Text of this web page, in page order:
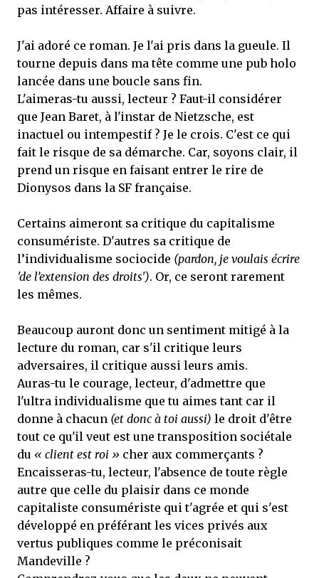
pas intéresser. Affaire à suivre.
J'ai adoré ce roman. Je l'ai pris dans la gueule. Il
tourne depuis dans ma tête comme une pub holo
lancée dans une boucle sans fin.
L'aimeras-tu aussi, lecteur ? Faut-il considérer
que Jean Baret, à l'instar de Nietzsche, est
inactuel ou intempestif ? Je le crois. C'est ce qui
fait le risque de sa démarche. Car, soyons clair, il
prend un risque en faisant entrer le rire de
Dionysos dans la SF française.
Certains aimeront sa critique du capitalisme
consumériste. D'autres sa critique de
l’individualisme sociocide (pardon, je voulais écrire
'de l’extension des droits'). Or, ce seront rarement
les mêmes.
Beaucoup auront donc un sentiment mitigé à la
lecture du roman, car s'il critique leurs
adversaires, il critique aussi leurs amis.
Auras-tu le courage, lecteur, d'admettre que
l'ultra individualisme que tu aimes tant car il
donne à chacun (et donc à toi aussi) le droit d'être
tout ce qu'il veut est une transposition sociétale
du « client est roi » cher aux commerçants ?
Encaisseras-tu, lecteur, l'absence de toute règle
autre que celle du plaisir dans ce monde
capitaliste consumériste qui t'agrée et qui s'est
développé en préférant les vices privés aux
vertus publiques comme le préconisait
Mandeville ?